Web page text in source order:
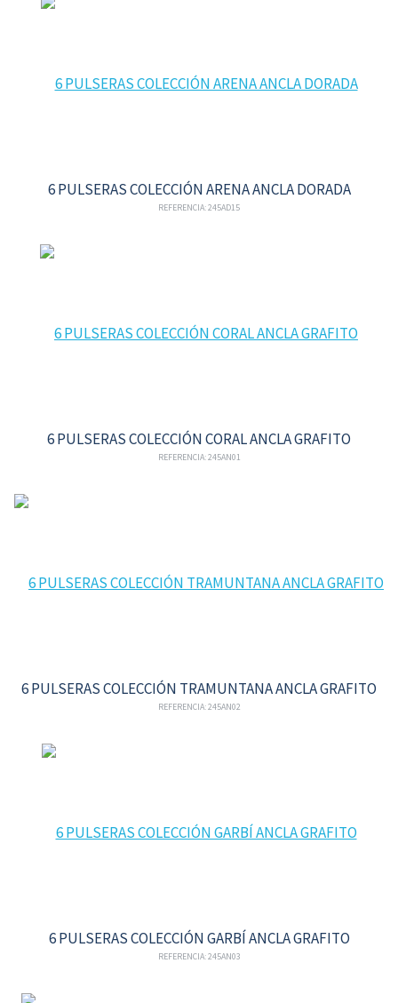
6 PULSERAS COLECCIÓN ARENA ANCLA DORADA
REFERENCIA: 245AD15
6 PULSERAS COLECCIÓN CORAL ANCLA GRAFITO
REFERENCIA: 245AN01
6 PULSERAS COLECCIÓN TRAMUNTANA ANCLA GRAFITO
REFERENCIA: 245AN02
6 PULSERAS COLECCIÓN GARBÍ ANCLA GRAFITO
REFERENCIA: 245AN03